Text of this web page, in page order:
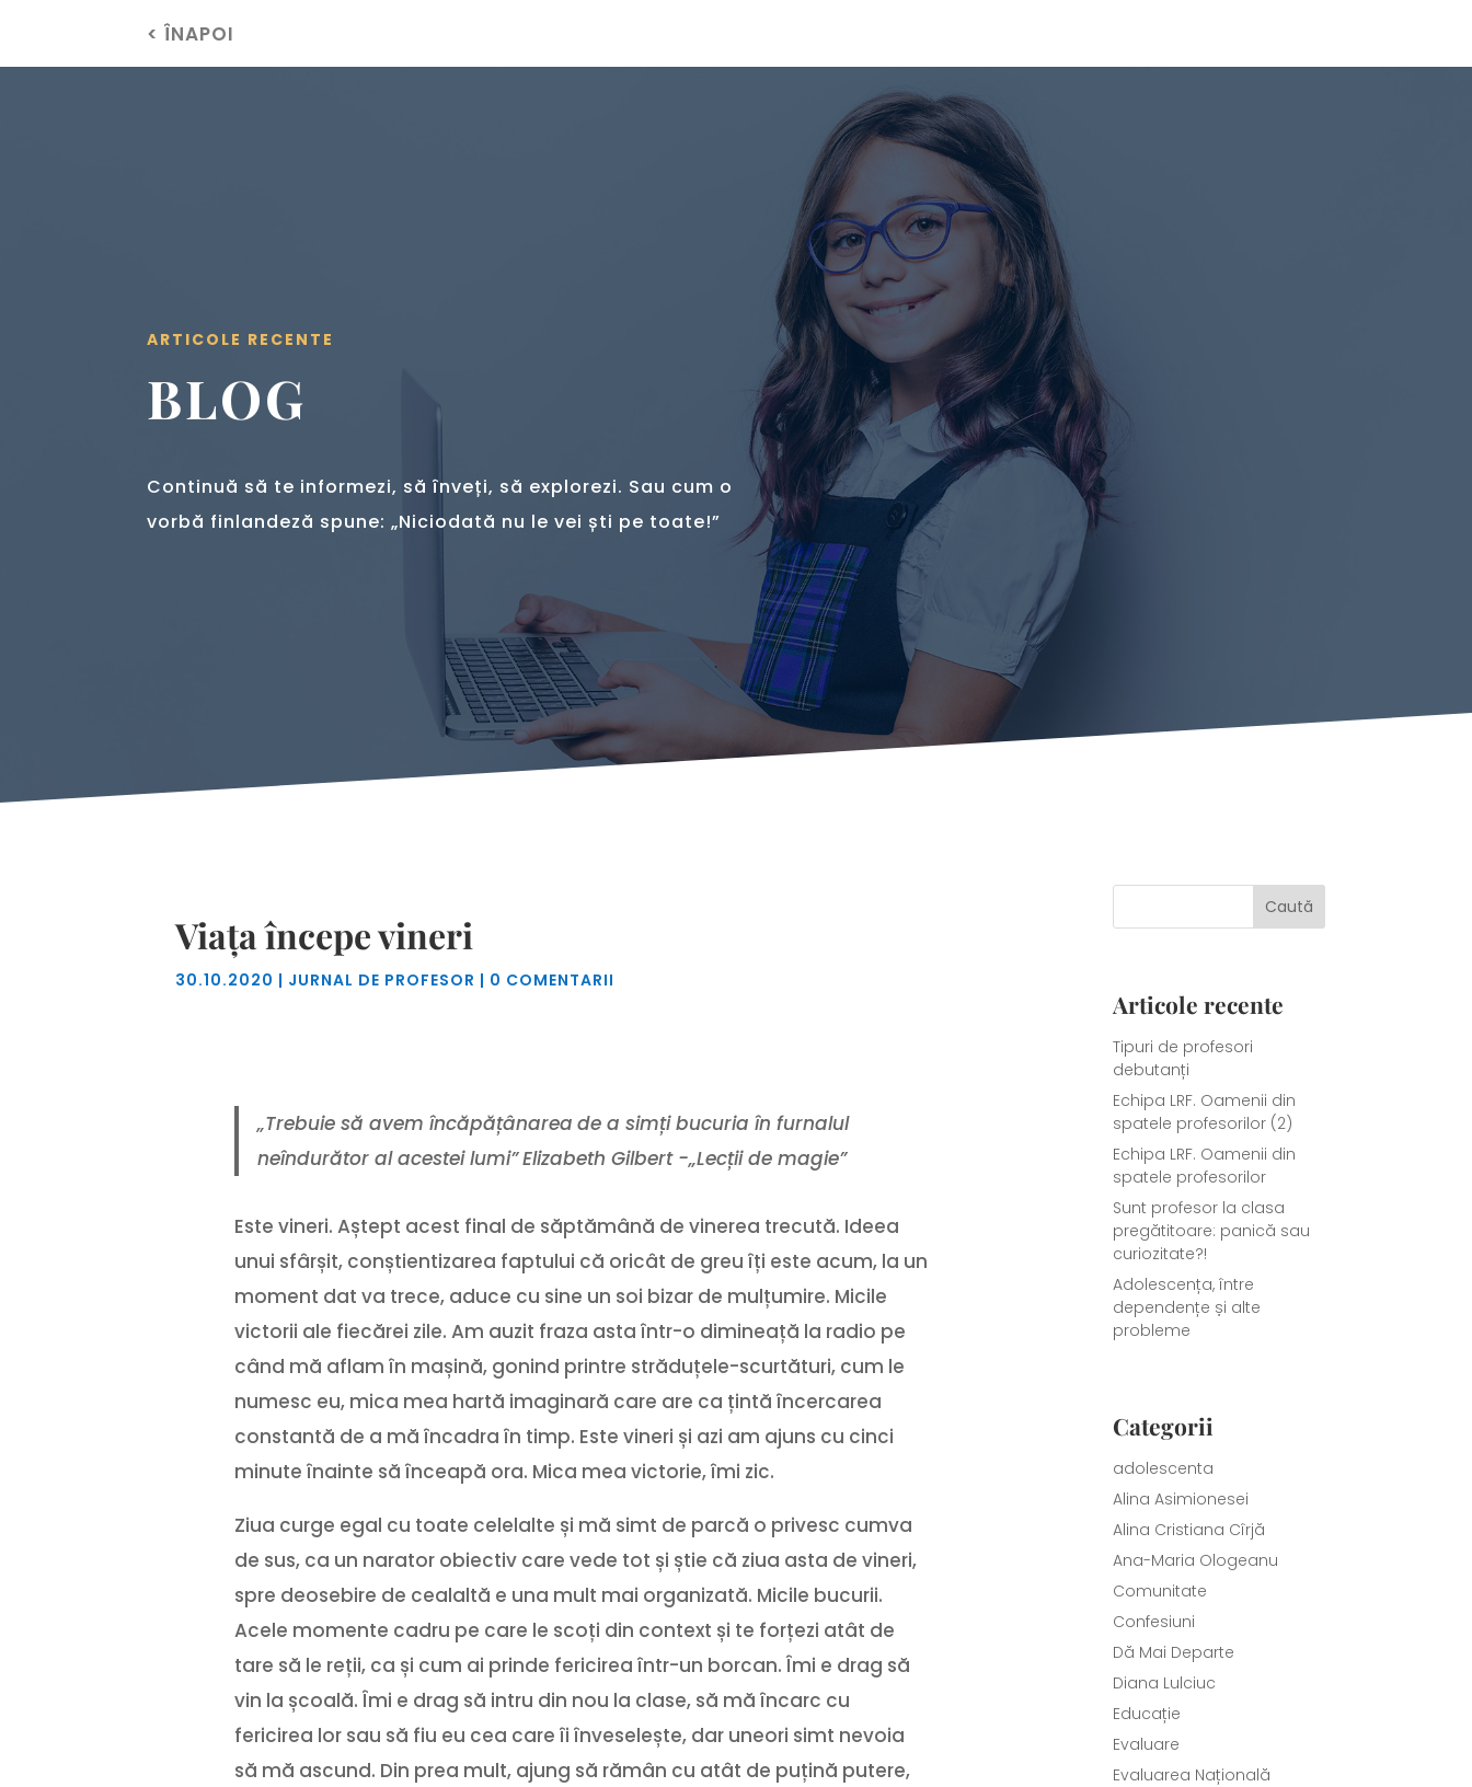
< ÎNAPOI
ARTICOLE RECENTE
BLOG
Continuă să te informezi, să înveți, să explorezi. Sau cum o
vorbă finlandeză spune: „Niciodată nu le vei ști pe toate!”
Viața începe vineri
30.10.2020 | JURNAL DE PROFESOR | 0 COMENTARII
„Trebuie să avem încăpățânarea de a simți bucuria în furnalul
neîndurător al acestei lumi”Elizabeth Gilbert -„Lecții de magie”
Este vineri. Aștept acest final de săptămână de vinerea trecută. Ideea
unui sfârșit, conștientizarea faptului că oricât de greu îți este acum, la un
moment dat va trece, aduce cu sine un soi bizar de mulțumire. Micile
victorii ale fiecărei zile. Am auzit fraza asta într-o dimineață la radio pe
când mă aflam în mașină, gonind printre străduțele-scurtături, cum le
numesc eu, mica mea hartă imaginară care are ca țintă încercarea
constantă de a mă încadra în timp. Este vineri și azi am ajuns cu cinci
minute înainte să înceapă ora. Mica mea victorie, îmi zic.
Ziua curge egal cu toate celelalte și mă simt de parcă o privesc cumva
de sus, ca un narator obiectiv care vede tot și știe că ziua asta de vineri,
spre deosebire de cealaltă e una mult mai organizată. Micile bucurii.
Acele momente cadru pe care le scoți din context și te forțezi atât de
tare să le reții, ca și cum ai prinde fericirea într-un borcan. Îmi e drag să
vin la școală. Îmi e drag să intru din nou la clase, să mă încarc cu
fericirea lor sau să fiu eu cea care îi înveselește, dar uneori simt nevoia
să mă ascund. Din prea mult, ajung să rămân cu atât de puțină putere,
Articole recente
Tipuri de profesori
debutanți
Echipa LRF. Oamenii din
spatele profesorilor (2)
Echipa LRF. Oamenii din
spatele profesorilor
Sunt profesor la clasa
pregătitoare: panică sau
curiozitate?!
Adolescența, între
dependențe și alte
probleme
Categorii
adolescenta
Alina Asimionesei
Alina Cristiana Cîrjă
Ana-Maria Ologeanu
Comunitate
Confesiuni
Dă Mai Departe
Diana Lulciuc
Educație
Evaluare
Evaluarea Națională